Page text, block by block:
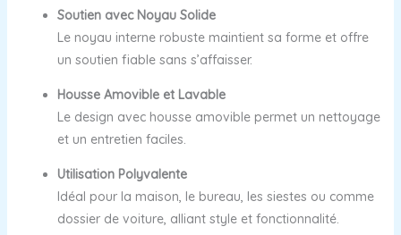
Soutien avec Noyau Solide
Le noyau interne robuste maintient sa forme et offre
un soutien fiable sans s’affaisser.
Housse Amovible et Lavable
Le design avec housse amovible permet un nettoyage
et un entretien faciles.
Utilisation Polyvalente
Idéal pour la maison, le bureau, les siestes ou comme
dossier de voiture, alliant style et fonctionnalité.